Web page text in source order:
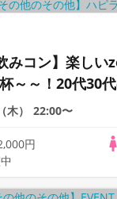
みコン】楽し
～～！20代30
パーティー♪♪友
が対象☆司会進
） 22:00〜
円